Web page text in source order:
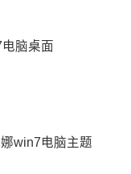
脑桌面
win7电脑主题